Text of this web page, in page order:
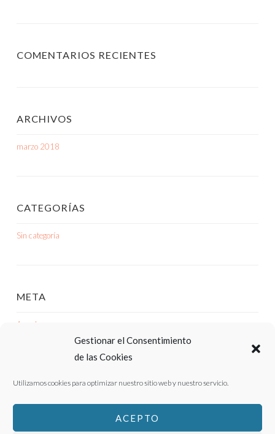
Gestionar el Consentimiento
de las Cookies
Utilizamos cookies para optimizar nuestro sitio web y nuestro servicio.
ACEPTO
COMENTARIOS RECIENTES
ARCHIVOS
marzo 2018
CATEGORÍAS
Sin categoría
META
Acceder